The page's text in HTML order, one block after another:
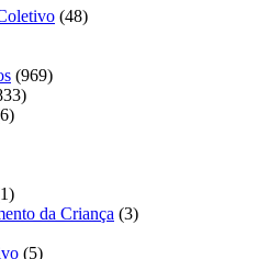
(48)
(969)
da Criança (3)
(5)